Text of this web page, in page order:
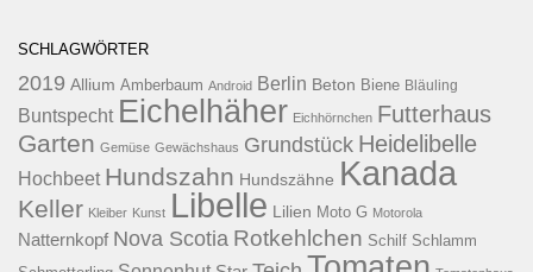
SCHLAGWÖRTER
2019 Allium Amberbaum Android Berlin Beton Biene Bläuling
Buntspecht Eichelhäher Eichhörnchen Futterhaus
Garten Gemüse Gewächshaus Grundstück Heidelibelle
Hochbeet Hundszahn Hundszähne Kanada
Keller Kleiber Kunst Libelle Lilien Moto G Motorola
Natternkopf Nova Scotia Rotkehlchen Schilf Schlamm